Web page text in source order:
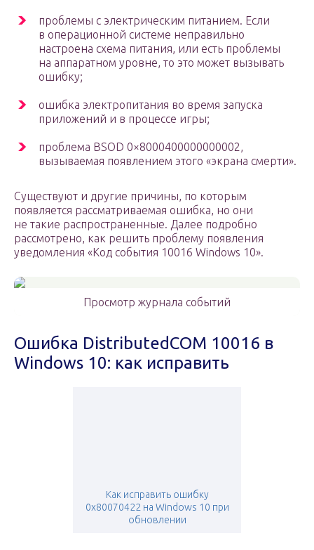
проблемы с электрическим питанием. Если
в операционной системе неправильно
настроена схема питания, или есть проблемы
на аппаратном уровне, то это может вызывать
ошибку;
ошибка электропитания во время запуска
приложений и в процессе игры;
проблема BSOD 0×8000400000000002,
вызываемая появлением этого «экрана смерти».
Существуют и другие причины, по которым
появляется рассматриваемая ошибка, но они
не такие распространенные. Далее подробно
рассмотрено, как решить проблему появления
уведомления «Код события 10016 Windows 10».
Просмотр журнала событий
Ошибка DistributedCOM 10016 в
Windows 10: как исправить
Как исправить ошибку
0x80070422 на Windows 10 при
обновлении